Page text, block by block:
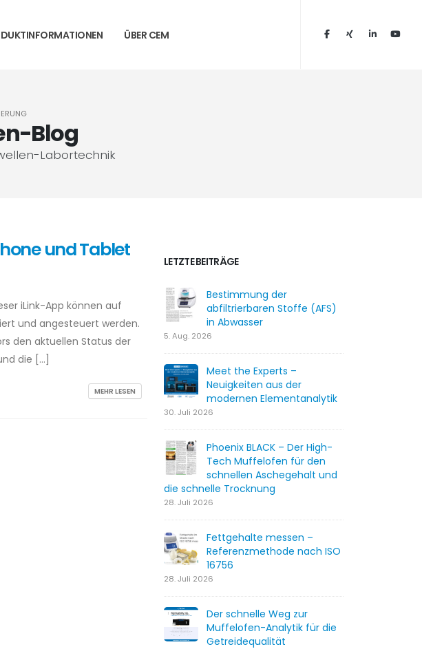
ÜBER CEM
Blog
Labortechnik
LETZTE BEITRÄGE
Bestimmung der
abfiltrierbaren Stoffe (AFS)
in Abwasser
5. Aug. 2026
Meet the Experts –
Neuigkeiten aus der
modernen Elementanalytik
30. Juli 2026
Phoenix BLACK – Der High-
Tech Muffelofen für den
schnellen Aschegehalt und
die schnelle Trocknung
28. Juli 2026
Fettgehalte messen –
Referenzmethode nach ISO
16756
28. Juli 2026
Der schnelle Weg zur
Muffelofen-Analytik für die
Getreidequalität
und Tablet
iLink-App können auf
und angesteuert werden.
den aktuellen Status der
die […]
MEHR LESEN